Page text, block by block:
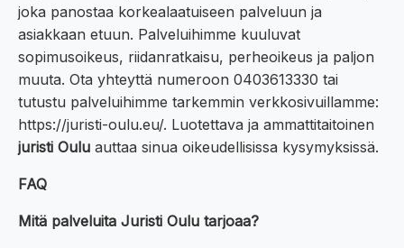
joka panostaa korkealaatuiseen palveluun ja
asiakkaan etuun. Palveluihimme kuuluvat
sopimusoikeus, riidanratkaisu, perheoikeus ja paljon
muuta. Ota yhteyttä numeroon 0403613330 tai
tutustu palveluihimme tarkemmin verkkosivuillamme:
https://juristi-oulu.eu/. Luotettava ja ammattitaitoinen
juristi Oulu auttaa sinua oikeudellisissa kysymyksissä.
FAQ
Mitä palveluita Juristi Oulu tarjoaa?